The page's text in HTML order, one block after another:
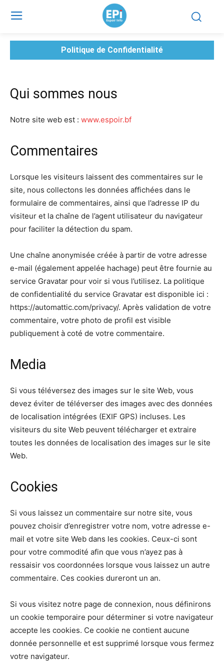
Politique de Confidentialité
Qui sommes nous
Notre site web est : www.espoir.bf
Commentaires
Lorsque les visiteurs laissent des commentaires sur le
site, nous collectons les données affichées dans le
formulaire de commentaires, ainsi que l’adresse IP du
visiteur et la chaîne de l’agent utilisateur du navigateur
pour faciliter la détection du spam.
Une chaîne anonymisée créée à partir de votre adresse
e-mail (également appelée hachage) peut être fournie au
service Gravatar pour voir si vous l’utilisez. La politique
de confidentialité du service Gravatar est disponible ici :
https://automattic.com/privacy/. Après validation de votre
commentaire, votre photo de profil est visible
publiquement à coté de votre commentaire.
Media
Si vous téléversez des images sur le site Web, vous
devez éviter de téléverser des images avec des données
de localisation intégrées (EXIF GPS) incluses. Les
visiteurs du site Web peuvent télécharger et extraire
toutes les données de localisation des images sur le site
Web.
Cookies
Si vous laissez un commentaire sur notre site, vous
pouvez choisir d’enregistrer votre nom, votre adresse e-
mail et votre site Web dans les cookies. Ceux-ci sont
pour votre commodité afin que vous n’ayez pas à
ressaisir vos coordonnées lorsque vous laissez un autre
commentaire. Ces cookies dureront un an.
Si vous visitez notre page de connexion, nous définirons
un cookie temporaire pour déterminer si votre navigateur
accepte les cookies. Ce cookie ne contient aucune
donnée personnelle et est supprimé lorsque vous fermez
votre navigateur.